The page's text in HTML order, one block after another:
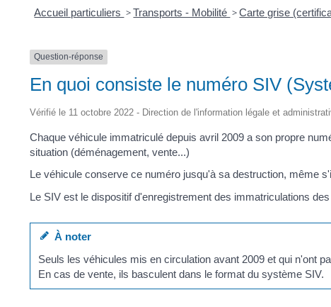
Accueil particuliers > Transports - Mobilité > Carte grise
Question-réponse
En quoi consiste le numéro SIV
Vérifié le 11 octobre 2022 - Direction de l'information légale et
Chaque véhicule immatriculé depuis avril 2009 a son propre
situation (déménagement, vente...)
Le véhicule conserve ce numéro jusqu'à sa destruction, même
Le SIV est le dispositif d'enregistrement des immatriculations
À noter
Seuls les véhicules mis en circulation avant 2009 et qui n'ont
En cas de vente, ils basculent dans le format du système SIV.